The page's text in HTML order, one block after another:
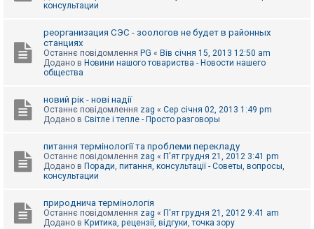
консультации
реорганизация СЭС - зоологов не будет в районных
станциях
Останнє повідомлення PG « Вів січня 15, 2013 12:50 am
Додано в Новини нашого товариства - Новости нашего
общества
новий рік - нові надії
Останнє повідомлення zag « Сер січня 02, 2013 1:49 pm
Додано в Світле і тепле - Просто разговоры
питання термінології та проблеми перекладу
Останнє повідомлення zag « П'ят грудня 21, 2012 3:41 pm
Додано в Поради, питання, консультації - Советы, вопросы,
консультации
природнича термінологія
Останнє повідомлення zag « П'ят грудня 21, 2012 9:41 am
Додано в Критика, рецензії, відгуки, точка зору